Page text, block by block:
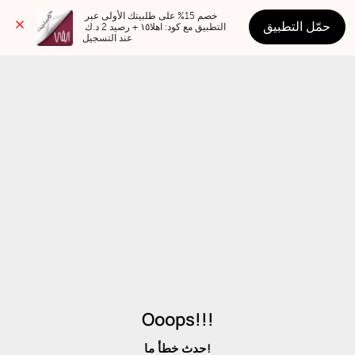
عند التسجيل
حمّل التطبيق
Ooops!!!
حدث خطأ ما!